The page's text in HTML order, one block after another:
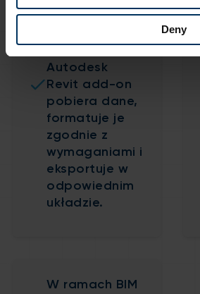
Deny
automatyczne
Autodesk
Revit add-on
pobiera dane,
formatuje je
zgodnie z
wymaganiami i
eksportuje w
odpowiednim
układzie.
W ramach BIM